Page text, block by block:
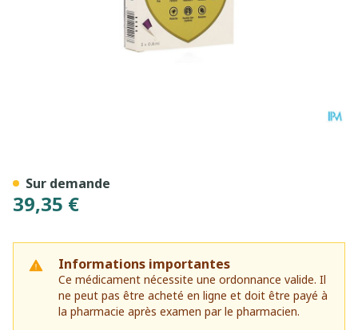
39,35 €
Informations importantes
Ce médicament nécessite une ordonnance valide. Il
ne peut pas être acheté en ligne et doit être payé à
la pharmacie après examen par le pharmacien.
Sur demande